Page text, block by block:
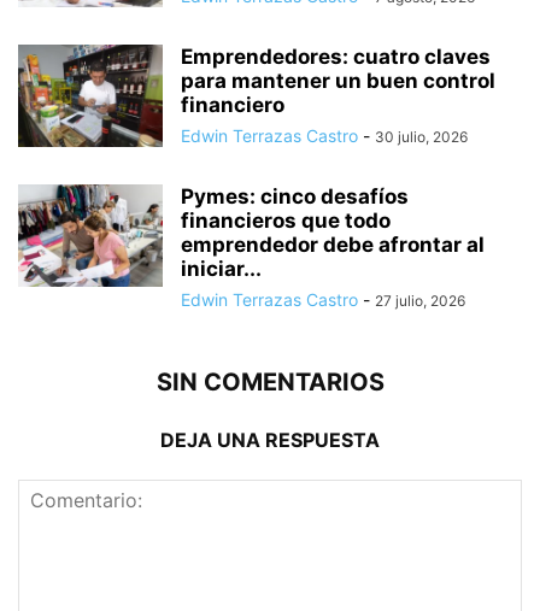
Emprendedores: cuatro claves
para mantener un buen control
financiero
Edwin Terrazas Castro - 30 julio, 2026
Pymes: cinco desafíos
financieros que todo
emprendedor debe afrontar al
iniciar...
Edwin Terrazas Castro - 27 julio, 2026
SIN COMENTARIOS
DEJA UNA RESPUESTA